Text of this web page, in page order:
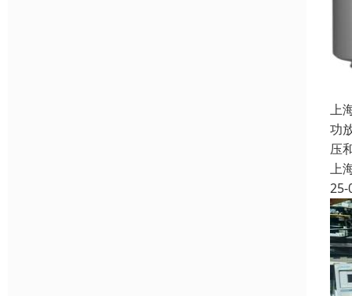
上
功
压
上
25-